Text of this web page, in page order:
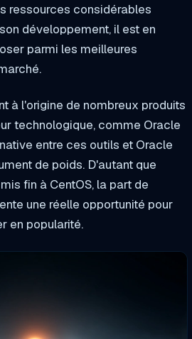
ressources considérables
développement, il est en
parmi les meilleures
à l'origine de nombreux produits
technologique, comme Oracle
entre ces outils et Oracle
de poids. D'autant que
fin à CentOS, la part de
une réelle opportunité pour
en popularité.